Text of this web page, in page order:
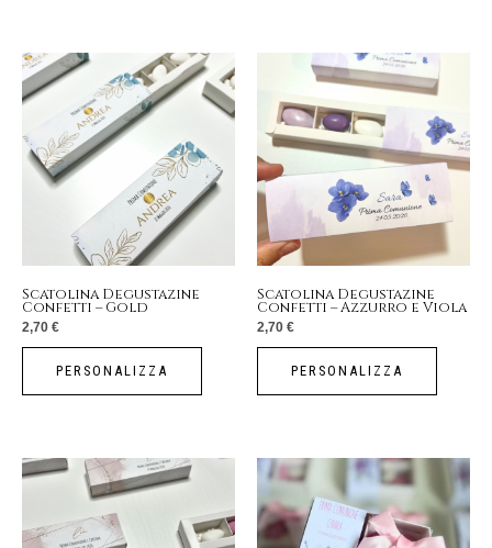
Scatolina Degustazine
Confetti – Gold
2,70 €
PERSONALIZZA
Scatolina Degustazine
Confetti – Azzurro e Viola
2,70 €
PERSONALIZZA